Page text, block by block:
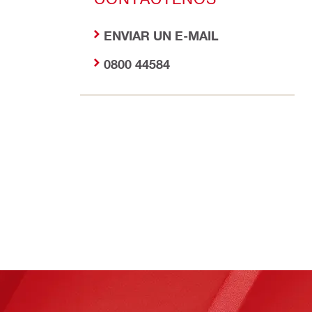
ENVIAR UN E-MAIL
0800 44584